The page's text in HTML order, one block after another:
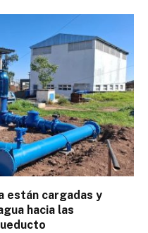
están cargadas y
hacia las